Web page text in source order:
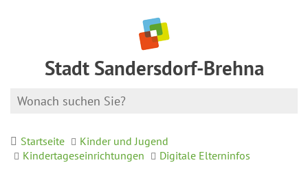
Stadt Sandersdorf-Brehna
Startseite
Kinder und Jugend
Kindertageseinrichtungen
Digitale Elterninfos